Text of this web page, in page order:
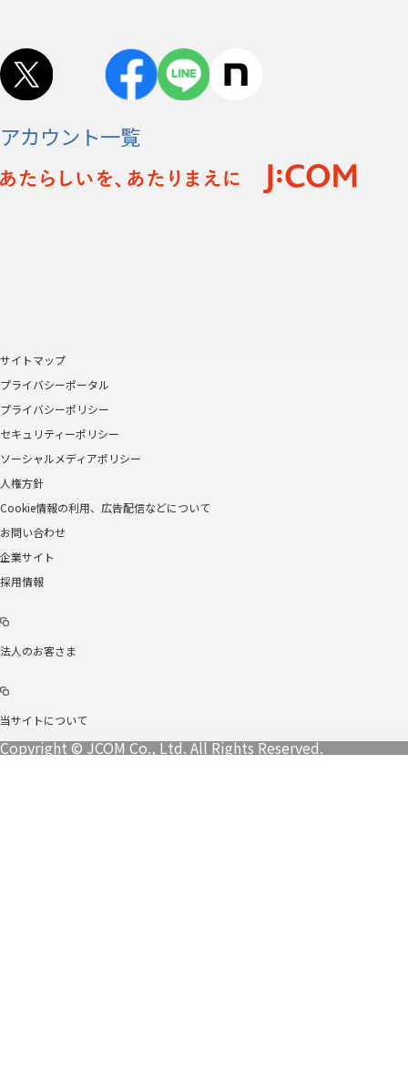
アカウント一覧
サイトマップ
プライバシーポータル
プライバシーポリシー
セキュリティーポリシー
ソーシャルメディアポリシー
人権方針
Cookie情報の利用、広告配信などについて
お問い合わせ
企業サイト
採用情報
法人のお客さま
当サイトについて
Copyright © JCOM Co., Ltd. All Rights Reserved.